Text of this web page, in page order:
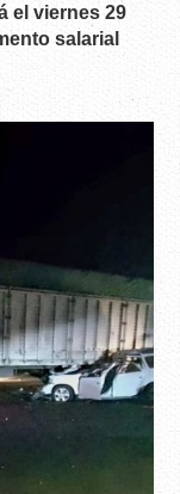
el viernes 29
salarial